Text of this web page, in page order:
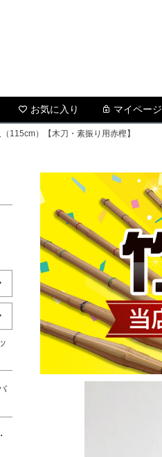
お気に入り マイページ
115cm）【木刀・素振り用赤樫】